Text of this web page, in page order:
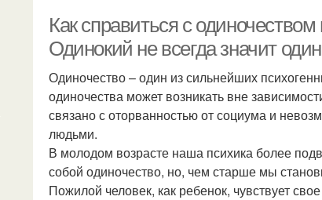
Как справиться с
Одинокий не всегда значит
Одиночество – один из сильнейших
одиночества может возникать вне
связано с оторванностью от социума и
людьми.
В молодом возрасте наша психика более
собой одиночество, но, чем старше мы
Пожилой человек, как ребенок, чувствует